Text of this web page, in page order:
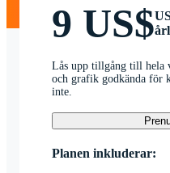
9 US$
Lås upp tillgång till hela
och grafik godkända för
inte.
Planen inkluderar: